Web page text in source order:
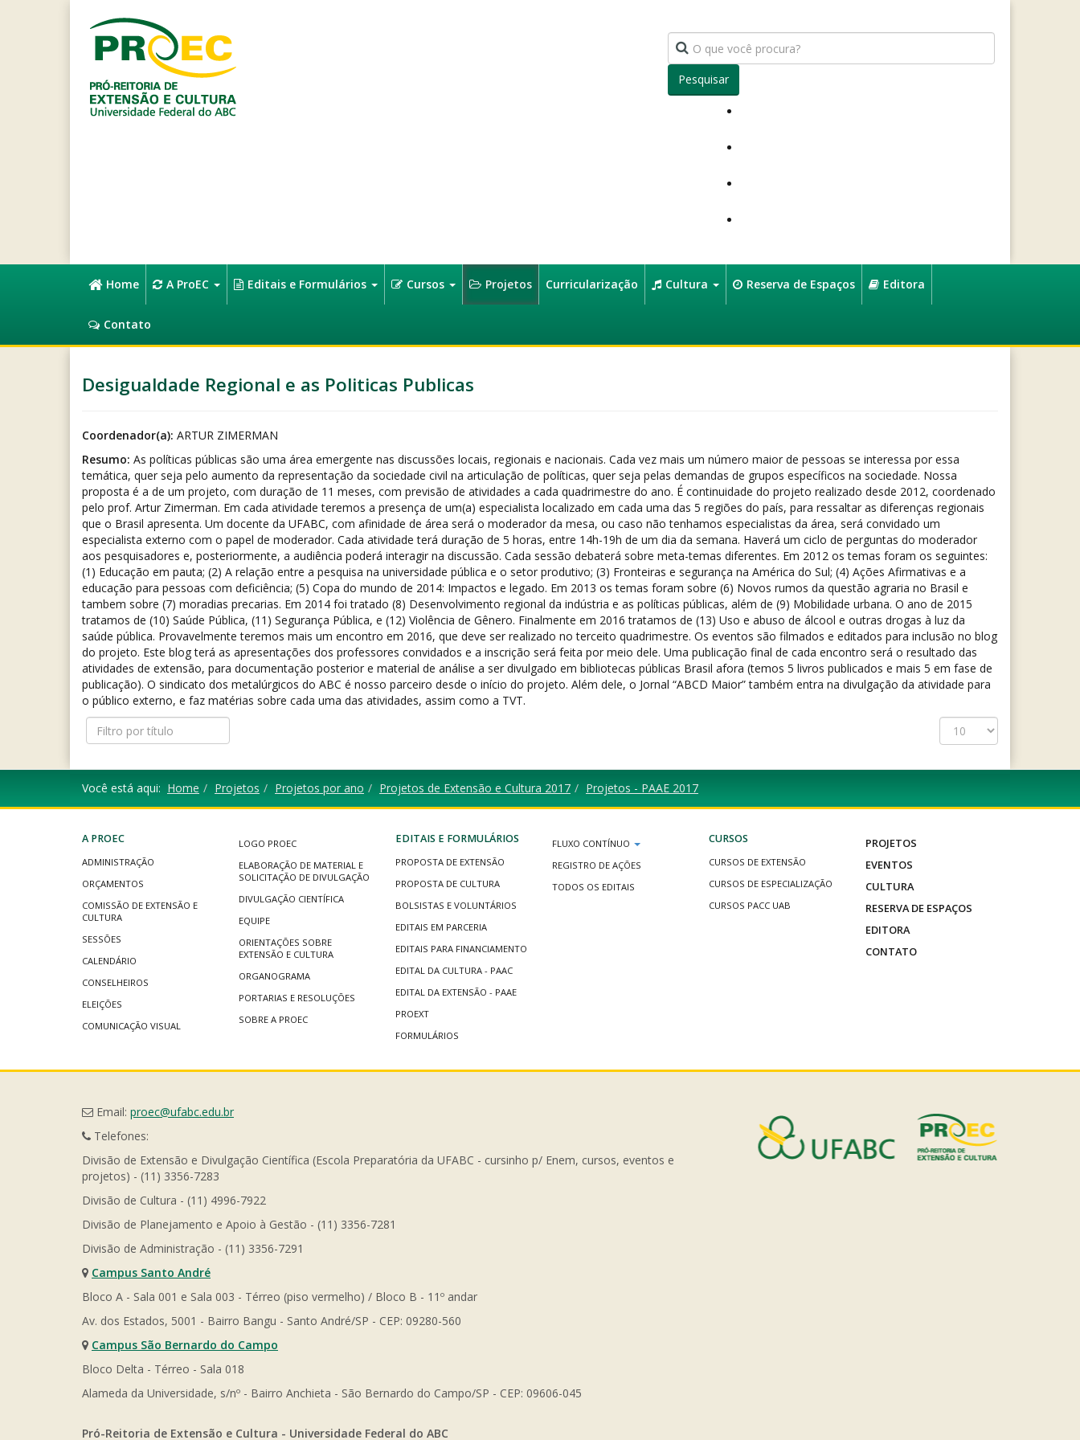
Pesquisar
Home A ProEC Editais e Formulários Cursos Projetos Curricularização Cultura Reserva de Espaços Editora
Contato
Desigualdade Regional e as Politicas Publicas
Coordenador(a): ARTUR ZIMERMAN
Resumo: As políticas públicas são uma área emergente nas discussões locais, regionais e nacionais. Cada vez mais um número maior de pessoas se interessa por essa
temática, quer seja pelo aumento da representação da sociedade civil na articulação de políticas, quer seja pelas demandas de grupos específicos na sociedade. Nossa
proposta é a de um projeto, com duração de 11 meses, com previsão de atividades a cada quadrimestre do ano. É continuidade do projeto realizado desde 2012, coordenado
pelo prof. Artur Zimerman. Em cada atividade teremos a presença de um(a) especialista localizado em cada uma das 5 regiões do país, para ressaltar as diferenças regionais
que o Brasil apresenta. Um docente da UFABC, com afinidade de área será o moderador da mesa, ou caso não tenhamos especialistas da área, será convidado um
especialista externo com o papel de moderador. Cada atividade terá duração de 5 horas, entre 14h-19h de um dia da semana. Haverá um ciclo de perguntas do moderador
aos pesquisadores e, posteriormente, a audiência poderá interagir na discussão. Cada sessão debaterá sobre meta-temas diferentes. Em 2012 os temas foram os seguintes:
(1) Educação em pauta; (2) A relação entre a pesquisa na universidade pública e o setor produtivo; (3) Fronteiras e segurança na América do Sul; (4) Ações Afirmativas e a
educação para pessoas com deficiência; (5) Copa do mundo de 2014: Impactos e legado. Em 2013 os temas foram sobre (6) Novos rumos da questão agraria no Brasil e
tambem sobre (7) moradias precarias. Em 2014 foi tratado (8) Desenvolvimento regional da indústria e as políticas públicas, além de (9) Mobilidade urbana. O ano de 2015
tratamos de (10) Saúde Pública, (11) Segurança Pública, e (12) Violência de Gênero. Finalmente em 2016 tratamos de (13) Uso e abuso de álcool e outras drogas à luz da
saúde pública. Provavelmente teremos mais um encontro em 2016, que deve ser realizado no terceito quadrimestre. Os eventos são filmados e editados para inclusão no blog
do projeto. Este blog terá as apresentações dos professores convidados e a inscrição será feita por meio dele. Uma publicação final de cada encontro será o resultado das
atividades de extensão, para documentação posterior e material de análise a ser divulgado em bibliotecas públicas Brasil afora (temos 5 livros publicados e mais 5 em fase de
publicação). O sindicato dos metalúrgicos do ABC é nosso parceiro desde o início do projeto. Além dele, o Jornal “ABCD Maior” também entra na divulgação da atividade para
o público externo, e faz matérias sobre cada uma das atividades, assim como a TVT.
Filtro
por
Exibir
#
Você está aqui: Home Projetos Projetos por ano Projetos de Extensão e Cultura 2017 Projetos - PAAE 2017
A PROEC
ADMINISTRAÇÃO
ORÇAMENTOS
COMISSÃO DE EXTENSÃO E
CULTURA
SESSÕES
CALENDÁRIO
CONSELHEIROS
ELEIÇÕES
COMUNICAÇÃO VISUAL
LOGO PROEC
ELABORAÇÃO DE MATERIAL E
SOLICITAÇÃO DE DIVULGAÇÃO
DIVULGAÇÃO CIENTÍFICA
EQUIPE
ORIENTAÇÕES SOBRE
EXTENSÃO E CULTURA
ORGANOGRAMA
PORTARIAS E RESOLUÇÕES
SOBRE A PROEC
EDITAIS E FORMULÁRIOS
PROPOSTA DE EXTENSÃO
PROPOSTA DE CULTURA
BOLSISTAS E VOLUNTÁRIOS
EDITAIS EM PARCERIA
EDITAIS PARA FINANCIAMENTO
EDITAL DA CULTURA - PAAC
EDITAL DA EXTENSÃO - PAAE
PROEXT
FORMULÁRIOS
FLUXO CONTÍNUO
REGISTRO DE AÇÕES
TODOS OS EDITAIS
CURSOS
CURSOS DE EXTENSÃO
CURSOS DE ESPECIALIZAÇÃO
CURSOS PACC UAB
PROJETOS
EVENTOS
CULTURA
RESERVA DE ESPAÇOS
EDITORA
CONTATO
Email: proec@ufabc.edu.br
Telefones:
Divisão de Extensão e Divulgação Científica (Escola Preparatória da UFABC - cursinho p/ Enem, cursos, eventos e
projetos) - (11) 3356-7283
Divisão de Cultura - (11) 4996-7922
Divisão de Planejamento e Apoio à Gestão - (11) 3356-7281
Divisão de Administração - (11) 3356-7291
Campus Santo André
Bloco A - Sala 001 e Sala 003 - Térreo (piso vermelho) / Bloco B - 11º andar
Av. dos Estados, 5001 - Bairro Bangu - Santo André/SP - CEP: 09280-560
Campus São Bernardo do Campo
Bloco Delta - Térreo - Sala 018
Alameda da Universidade, s/nº - Bairro Anchieta - São Bernardo do Campo/SP - CEP: 09606-045
Pró-Reitoria de Extensão e Cultura - Universidade Federal do ABC